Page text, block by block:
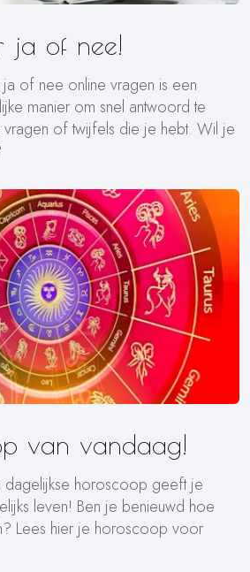
ja of nee!
of nee online vragen is een
manier om snel antwoord te
of twijfels die je hebt. Wil je
van vandaag!
dagelijkse horoscoop geeft je
leven! Ben je benieuwd hoe
Lees hier je horoscoop voor